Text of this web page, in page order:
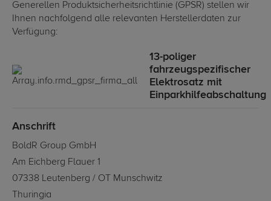
Generellen Produktsicherheitsrichtlinie (GPSR) stellen wir
Ihnen nachfolgend alle relevanten Herstellerdaten zur
Verfügung:
13-poliger
fahrzeugspezifischer
Elektrosatz mit
Einparkhilfeabschaltung
Anschrift
BoldR Group GmbH
Am Eichberg Flauer 1
07338 Leutenberg / OT Munschwitz
Thuringia